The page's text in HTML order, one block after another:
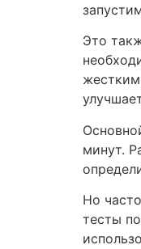
Это
минут.
Но
тесты